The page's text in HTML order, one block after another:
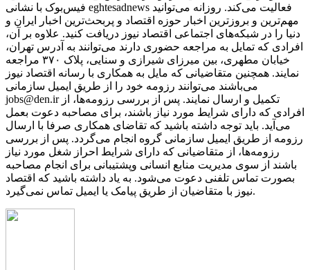
فیس‌بوک با نشانی eghtesadnews فعالیت می‌کند. روزانه می‌توانید
مهم‌ترین و بروزترین اخبار حوزه اقتصاد و پربحث‌ترین اخبار ایران و
دنیا را در شبکه‌های اجتماعی اقتصاد نیوز دریافت کنید. علاوه بر آن،
افرادی که تمایل به مراجعه حضوری دارند می‌توانند به آدرس تهران،
خیابان مطهری، بین میرزای شیرازی و سنایی، پلاک ۳۷۰ مراجعه
نمایند. همچنین متقاضیانی که مایل به همکاری با رسانه‌ اقتصاد نیوز
می‌باشند می‌توانند رزومه خود را از طریق ایمیل سازمانی
jobs@den.ir تکمیل و ارسال نمایند. پس از بررسی رزومه‌ها، از
افرادی که دارای شرایط مورد نیاز باشند، برای مصاحبه دعوت بعمل
می‌آید. باید توجه داشته باشید که تقاضای همکاری صرفا با ارسال
رزومه از طریق ایمیل سازمانی گروه انجام می‌گردد. پس از بررسی
رزومه‌ها، از متقاضیانی که دارای شرایط احراز شغل مورد نیاز
باشند از سوی مدیریت منابع انسانی وپشتیبانی برای انجام مصاحبه
بصورت تماس تلفنی دعوت می‌شود. به یاد داشته باشید که اقتصاد
نیوز با متقاضیان از طریق پیامک یا ایمیل تماس نمی‌گیرد.